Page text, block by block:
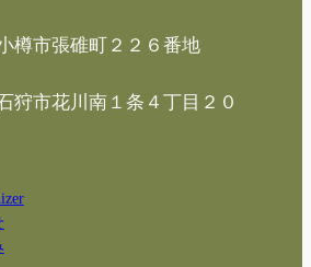
樽市張碓町２２６番地
狩市花川南１条４丁目２０